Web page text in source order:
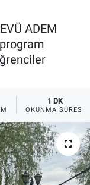
ADEM
1 DK
OKUNMA SÜRESI